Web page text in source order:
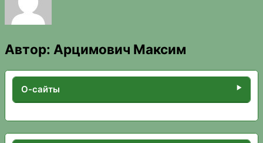
Автор: Арцимович Максим
О-сайты